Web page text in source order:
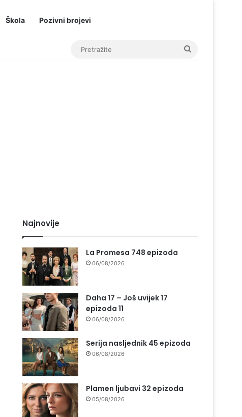
Škola Pozivni brojevi
Najnovije
La Promesa 748 epizoda
06/08/2026
Daha 17 – Još uvijek 17
epizoda 11
06/08/2026
Serija nasljednik 45 epizoda
06/08/2026
Plamen ljubavi 32 epizoda
05/08/2026